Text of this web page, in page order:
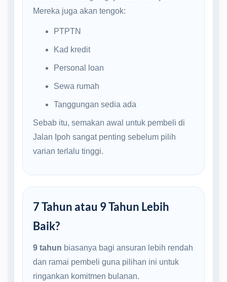
Mereka juga akan tengok:
PTPTN
Kad kredit
Personal loan
Sewa rumah
Tanggungan sedia ada
Sebab itu, semakan awal untuk pembeli di
Jalan Ipoh sangat penting sebelum pilih
varian terlalu tinggi.
7 Tahun atau 9 Tahun Lebih
Baik?
9 tahun biasanya bagi ansuran lebih rendah
dan ramai pembeli guna pilihan ini untuk
ringankan komitmen bulanan.